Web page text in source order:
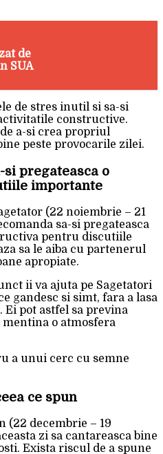
de
SUA
de stres inutil si sa-si
constructive.
a-si crea propriul
peste provocarile zilei.
pregateasca o
importante
(22 noiembrie – 21
sa-si pregateasca
pentru discutiile
sa le aiba cu partenerul
apropiate.
ii va ajuta pe Sagetatori
gandesc si simt, fara a lasa
pot astfel sa previna
o atmosfera
ce spun
(22 decembrie – 19
zi sa cantareasca bine
Exista riscul de a spune